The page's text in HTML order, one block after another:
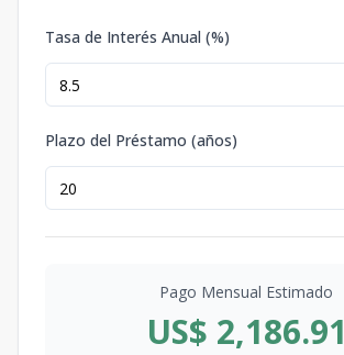
Tasa de Interés Anual (%)
Plazo del Préstamo (años)
Pago Mensual Estimado
US$ 2,186.91